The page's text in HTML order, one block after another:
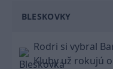
BLESKOVKY
Rodri si vybral
Kluby už rokujú